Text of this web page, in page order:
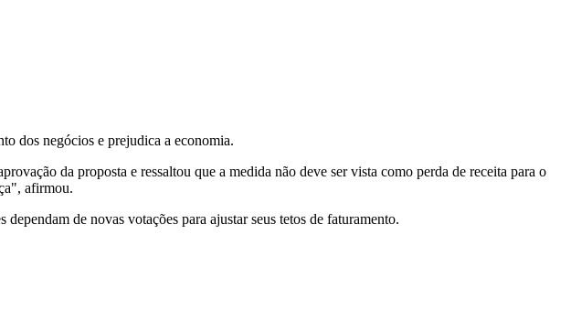
dos negócios e prejudica a economia.
da proposta e ressaltou que a medida não deve ser vista como perda de receita para o
afirmou.
de novas votações para ajustar seus tetos de faturamento.